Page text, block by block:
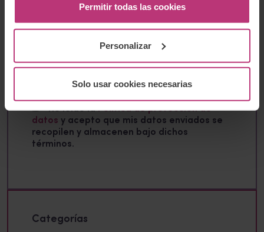
Permitir todas las cookies
Personalizar
Solo usar cookies necesarias
últimas noticias e información relevante del
Instituto Europeo de Salud Mental Perinatal.
He leído laPolítica de protección de
datos y acepto que mis datos enviados se
recopilen y almacenen bajo dichos
términos.
Categorías